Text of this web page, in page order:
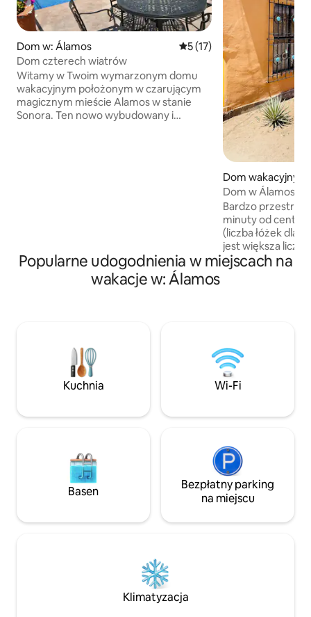
Dom w: Álamos Średnia ocena: 5 na 5,
5 (17)
Dom czterech wiatrów
Witamy w Twoim wymarzonym domu
wakacyjnym położonym w czarującym
magicznym mieście Alamos w stanie
Sonora. Ten nowo wybudowany i
dniowym wyprzedzeniem.
Dom wakacyjny
Dom w Álamos
samochodem od
Bardzo
minuty od centrum
(liczba łóżek dla
jest większa
naliczona
Pomieszczenia
duży parking
dla Twojego
Popularne udogodnienia w miejscach na
wakacje w: Álamos
Kuchnia Wi-Fi
Basen
Bezpłatny parking
na miejscu
Klimatyzacja